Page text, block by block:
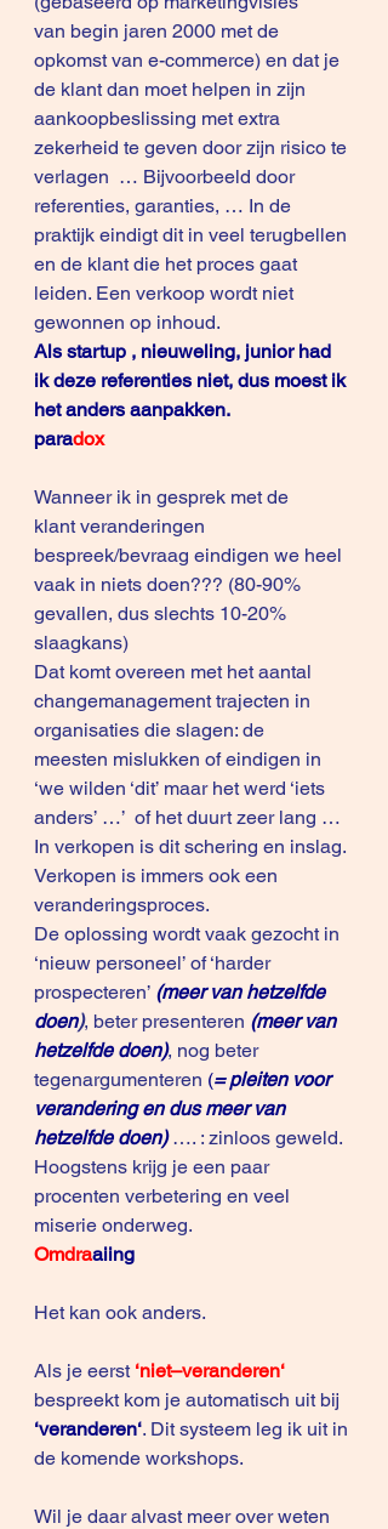
van begin jaren 2000 met de
opkomst van e-commerce) en dat je
de klant dan moet helpen in zijn
aankoopbeslissing met extra
zekerheid te geven door zijn risico te
verlagen  … Bijvoorbeeld door
referenties, garanties, … In de
praktijk eindigt dit in veel terugbellen
en de klant die het proces gaat
leiden. Een verkoop wordt niet
gewonnen op inhoud.
Als startup , nieuweling, junior had
ik deze referenties niet, dus moest ik
het anders aanpakken.
paradox
Wanneer ik in gesprek met de
klant veranderingen
bespreek/bevraag eindigen we heel
vaak in niets doen??? (80-90%
gevallen, dus slechts 10-20%
slaagkans)
Dat komt overeen met het aantal
changemanagement trajecten in
organisaties die slagen: de
meesten mislukken of eindigen in
‘we wilden ‘dit’ maar het werd ‘iets
anders’ …’  of het duurt zeer lang …
In verkopen is dit schering en inslag.
Verkopen is immers ook een
veranderingsproces.
De oplossing wordt vaak gezocht in
‘nieuw personeel’ of ‘harder
prospecteren’ (meer van hetzelfde
doen), beter presenteren (meer van
hetzelfde doen), nog beter
tegenargumenteren (= pleiten voor
verandering en dus meer van
hetzelfde doen) …. : zinloos geweld.
Hoogstens krijg je een paar
procenten verbetering en veel
miserie onderweg.
Omdraaiing
Het kan ook anders.
Als je eerst ‘niet–veranderen‘
bespreekt kom je automatisch uit bij
‘veranderen‘. Dit systeem leg ik uit in
de komende workshops.
Wil je daar alvast meer over weten